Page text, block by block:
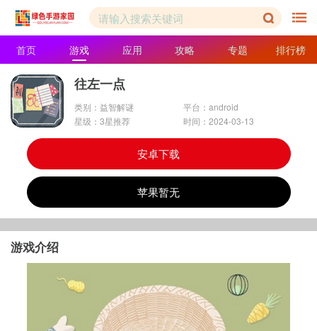
首页 游戏 应用 攻略 专题 排行榜
往左一点
类别：益智解谜
平台：android
星级：3星推荐
时间：2024-03-13
安卓下载
苹果暂无
游戏介绍